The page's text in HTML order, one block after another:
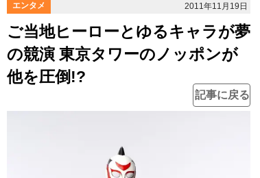
エンタメ 2011年11月19日
ご当地ヒーローとゆるキャラが夢
の競演 東京タワーのノッポンが
他を圧倒!?
記事に戻る